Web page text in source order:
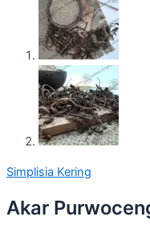
Simplisia Kering
Akar